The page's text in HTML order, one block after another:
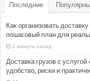
Последние
Как организовать
пошаговый план для
2 минуты назад
Доставка грузов с
удобство, риски и